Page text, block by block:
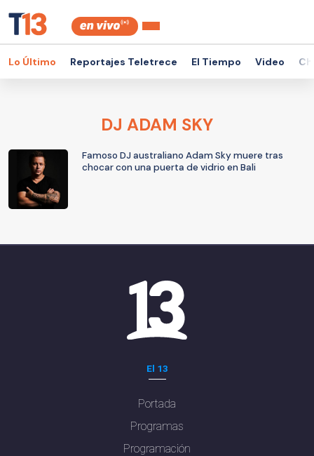
Lo Último Reportajes Teletrece El Tiempo Video
DJ ADAM SKY
Famoso DJ australiano Adam Sky muere tras
chocar con una puerta de vidrio en Bali
El 13
Portada
Programas
Programación